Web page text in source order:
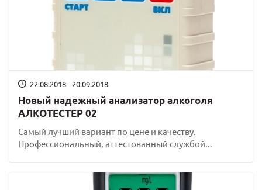
22.08.2018 - 20.09.2018
Новый надежный анализатор алкоголя
АЛКОТЕСТЕР 02
Самый лучший вариант по цене и качеству.
Профессиональный, аттестованный службой...